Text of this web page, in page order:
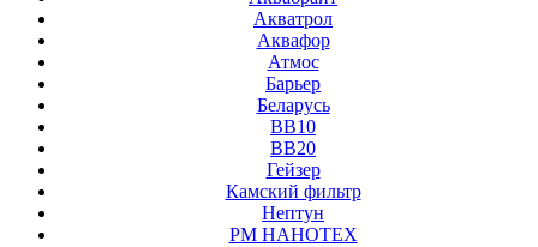
Акватрол
Аквафор
Атмос
Барьер
Беларусь
ВВ10
ВВ20
Гейзер
Камский фильтр
Нептун
РМ НАНОТЕХ